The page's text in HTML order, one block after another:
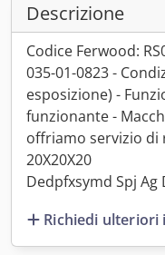
Descrizione
Codice Ferwood:
035-01-0823 -
esposizione) -
funzionante -
offriamo servizio di
20X20X20
Dedpfxsymd Spj Ag
Richiedi